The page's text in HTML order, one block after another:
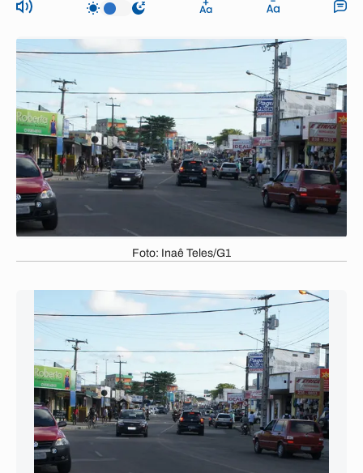
Foto: Inaê Teles/G1